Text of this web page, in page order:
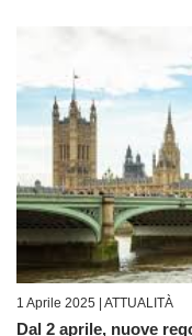
1 Aprile 2025 | ATTUALITÀ
Dal 2 aprile, nuove